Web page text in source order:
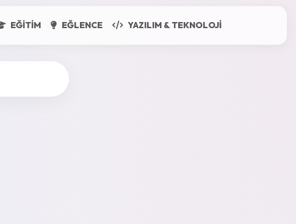
EĞITIM EĞLENCE YAZILIM & TEKNOLOJI